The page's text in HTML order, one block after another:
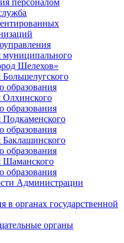
Шелехов»
образования
образования
образования
образования
Шаманского
образования
Администрации
в органах государственной
органы